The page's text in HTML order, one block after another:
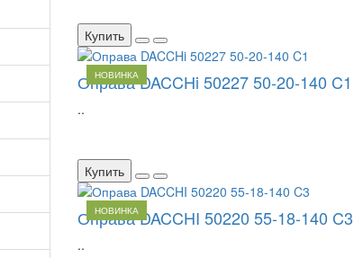
Купить
НОВИНКА
Оправа DACCHi 50227 50-20-140 C1
..
Купить
НОВИНКА
Оправа DACCHI 50220 55-18-140 C3
..